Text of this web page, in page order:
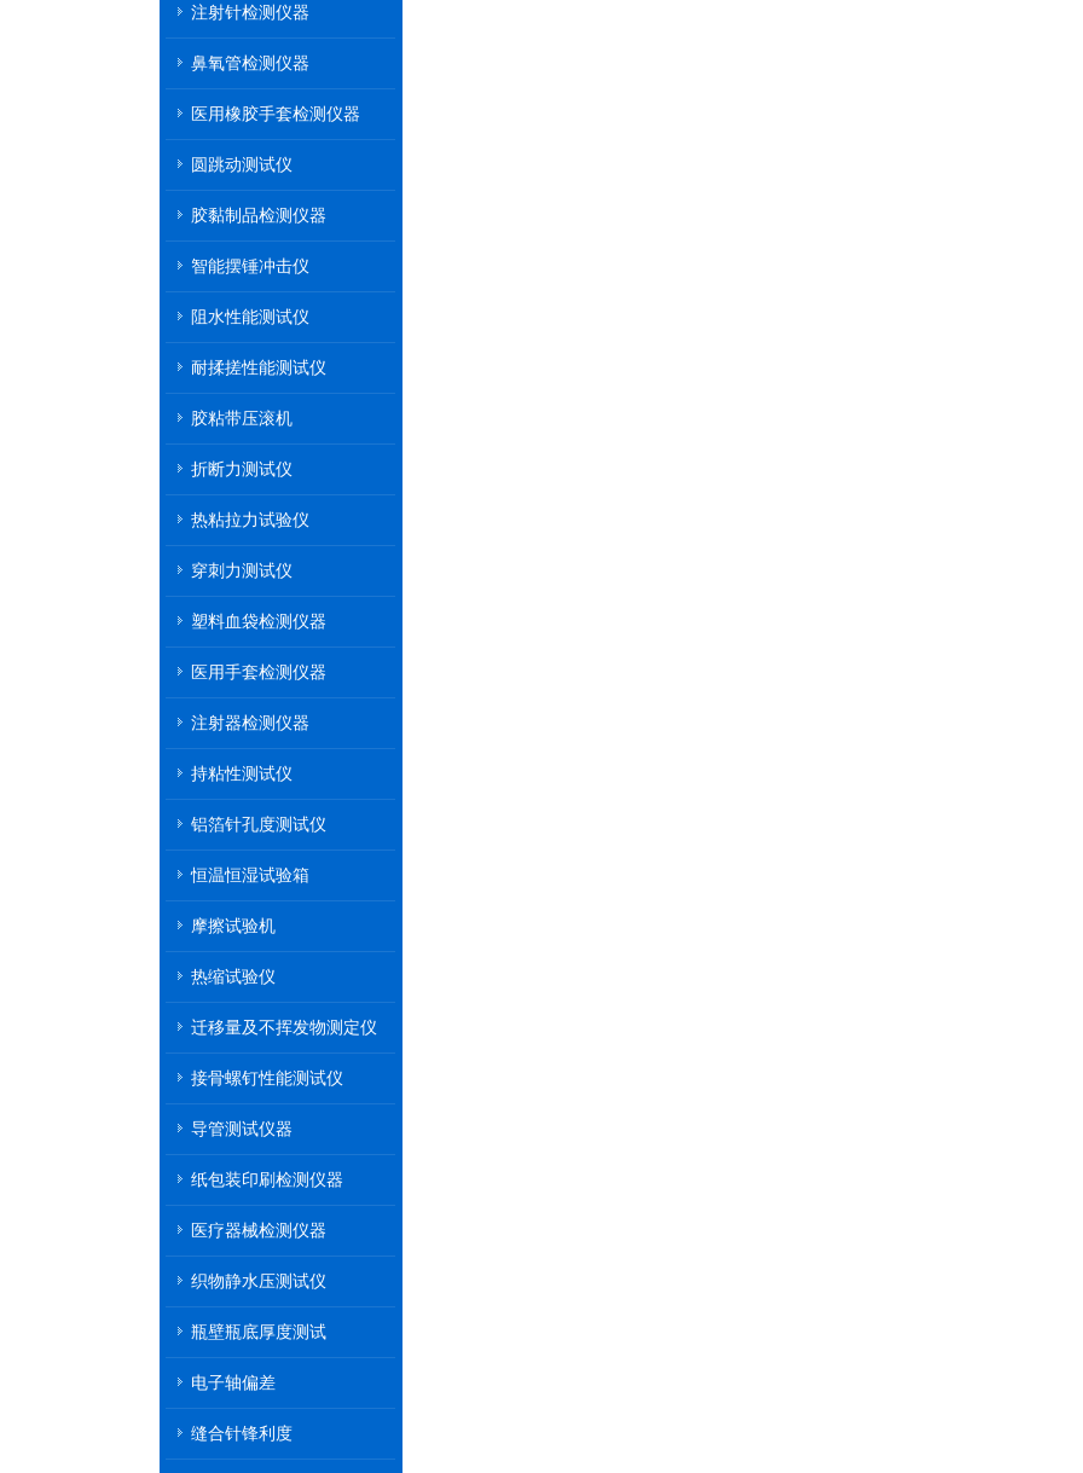
注射针检测仪器
鼻氧管检测仪器
医用橡胶手套检测仪器
圆跳动测试仪
胶黏制品检测仪器
智能摆锤冲击仪
阻水性能测试仪
耐揉搓性能测试仪
胶粘带压滚机
折断力测试仪
热粘拉力试验仪
穿刺力测试仪
塑料血袋检测仪器
医用手套检测仪器
注射器检测仪器
持粘性测试仪
铝箔针孔度测试仪
恒温恒湿试验箱
摩擦试验机
热缩试验仪
迁移量及不挥发物测定仪
接骨螺钉性能测试仪
导管测试仪器
纸包装印刷检测仪器
医疗器械检测仪器
织物静水压测试仪
瓶壁瓶底厚度测试
电子轴偏差
缝合针锋利度